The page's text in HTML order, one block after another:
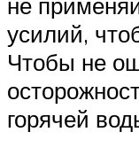
усилий,
Чтобы не
горячей